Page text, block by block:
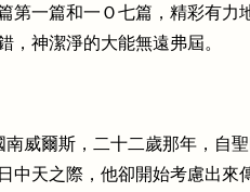
第一篇和一Ｏ七篇，精彩有
神潔淨的大能無遠弗屆。
南威爾斯，二十二歲那年，
中天之際，他卻開始考慮出